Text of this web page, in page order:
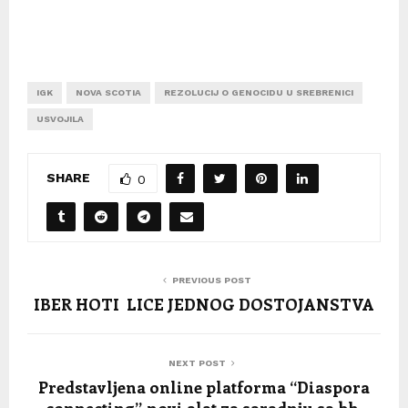
IGK NOVA SCOTIA REZOLUCIJ O GENOCIDU U SREBRENICI
USVOJILA
SHARE 0
PREVIOUS POST
IBER HOTI LICE JEDNOG DOSTOJANSTVA
NEXT POST
Predstavljena online platforma “Diaspora